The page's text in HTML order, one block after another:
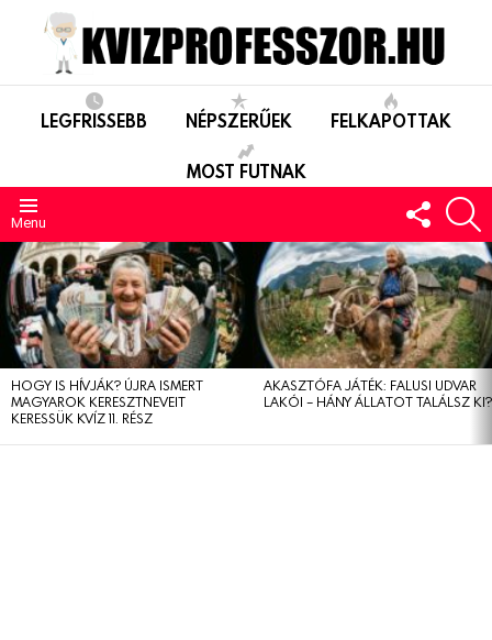
LEGFRISSEBB NÉPSZERŰEK FELKAPOTTAK
MOST FUTNAK
Menu
US
LEGUTÓBBIAK
HOGY IS HÍVJÁK? ÚJRA ISMERT
MAGYAROK KERESZTNEVEIT
KERESSÜK KVÍZ 11. RÉSZ
AKASZTÓFA JÁTÉK: FALUSI UDVAR
LAKÓI – HÁNY ÁLLATOT TALÁLSZ KI?